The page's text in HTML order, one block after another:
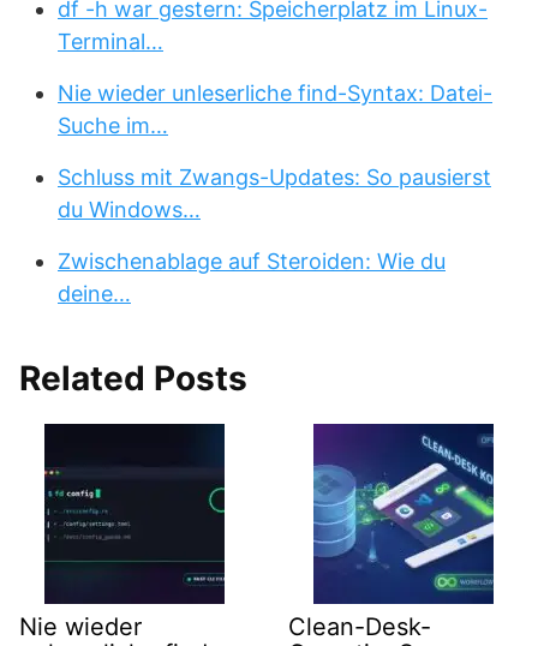
df -h war gestern: Speicherplatz im Linux-
Terminal…
Nie wieder unleserliche find-Syntax: Datei-
Suche im…
Schluss mit Zwangs-Updates: So pausierst
du Windows…
Zwischenablage auf Steroiden: Wie du
deine…
Related Posts
Nie wieder
Clean-Desk-